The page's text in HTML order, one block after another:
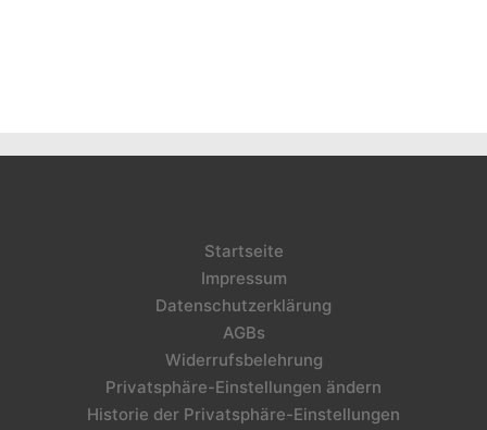
Startseite
Impressum
Datenschutzerklärung
AGBs
Widerrufsbelehrung
Privatsphäre-Einstellungen ändern
Historie der Privatsphäre-Einstellungen